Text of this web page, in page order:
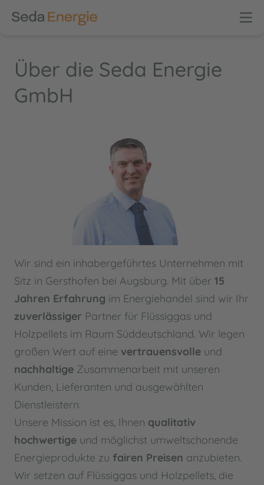
Über die Seda Energie
GmbH
Wir sind ein inhabergeführtes Unternehmen mit
Sitz in Gersthofen bei Augsburg. Mit über 15
Jahren Erfahrung im Energiehandel sind wir Ihr
zuverlässiger Partner für Flüssiggas und
Holzpellets im Raum Süddeutschland. Wir legen
großen Wert auf eine vertrauensvolle und
nachhaltige Zusammenarbeit mit unseren
Kunden, Lieferanten und ausgewählten
Dienstleistern.
Unsere Mission ist es, Ihnen qualitativ
hochwertige und möglichst umweltschonende
Energieprodukte zu fairen Preisen anzubieten.
Wir setzen auf Flüssiggas und Holzpellets, die